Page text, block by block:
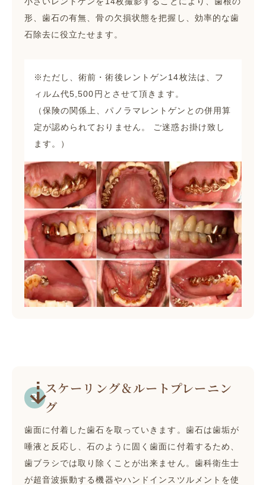
形、歯石の有無、骨の欠損状態を把握し、効率的な歯
石除去に役立たせます。
※ただし、術前・術後レントゲン14枚法は、フ
ィルム代5,500円とさせて頂きます。
（保険の関係上、パノラマレントゲンとの併用算
定が認められておりません。 ご迷惑お掛け致し
ます。）
スケーリング＆ルートプレーニン
グ
歯面に付着した歯石を取っていきます。歯石は歯垢が
唾液と反応し、石のように固く歯面に付着するため、
歯ブラシでは取り除くことが出来ません。歯科衛生士
が超音波振動する機器やハンドインスツルメントを使